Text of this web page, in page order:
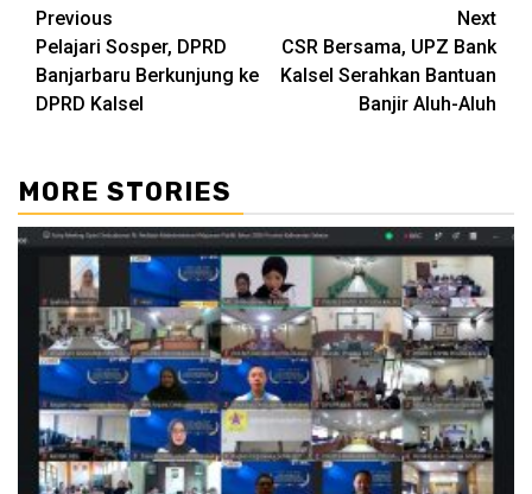
Continue
Reading
Previous
Pelajari Sosper, DPRD
Banjarbaru Berkunjung ke
DPRD Kalsel
Next
CSR Bersama, UPZ Bank
Kalsel Serahkan Bantuan
Banjir Aluh-Aluh
MORE STORIES